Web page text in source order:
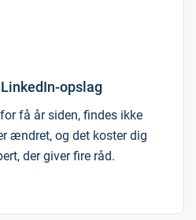
opslag
få år siden, findes ikke
ændret, og det koster dig
der giver fire råd.